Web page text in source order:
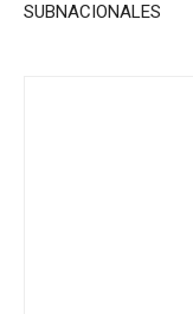
SUBNACIONALES